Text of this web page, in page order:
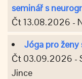
seminář s
Čt 13.08.2026 -
Jóga pro ženy
Čt 03.09.2026 -
Jince